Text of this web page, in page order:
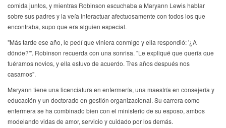
comida juntos, y mientras Robinson escuchaba a Maryann Lewis hablar
sobre sus padres y la veía interactuar afectuosamente con todos los que
encontraba, supo que era alguien especial.
"Más tarde ese año, le pedí que viniera conmigo y ella respondió: '¿A
dónde?'". Robinson recuerda con una sonrisa. "Le expliqué que quería que
fuéramos novios, y ella estuvo de acuerdo. Tres años después nos
casamos".
Maryann tiene una licenciatura en enfermería, una maestría en consejería y
educación y un doctorado en gestión organizacional. Su carrera como
enfermera se ha combinado bien con el ministerio de su esposo, ambos
modelando vidas de amor, servicio y cuidado por los demás.